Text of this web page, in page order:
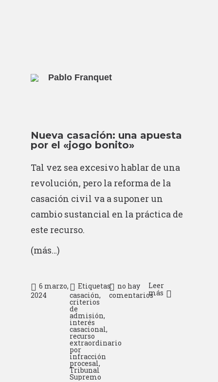
Pablo Franquet
Nueva casación: una apuesta
por el «jogo bonito»
Tal vez sea excesivo hablar de una
revolución, pero la reforma de la
casación civil va a suponer un
cambio sustancial en la práctica de
este recurso.
(más…)
6 marzo,
2024
Etiquetas:
casación,
criterios
de
admisión,
interés
casacional,
recurso
extraordinario
por
infracción
procesal,
Tribunal
Supremo
no hay
comentarios
Leer
más